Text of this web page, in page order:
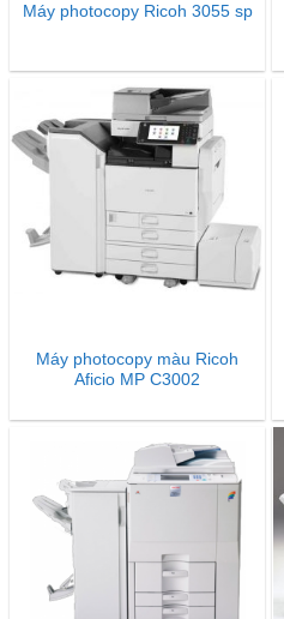
Máy photocopy Ricoh 3055 sp
Máy photocopy màu Ricoh
Aficio MP C3002